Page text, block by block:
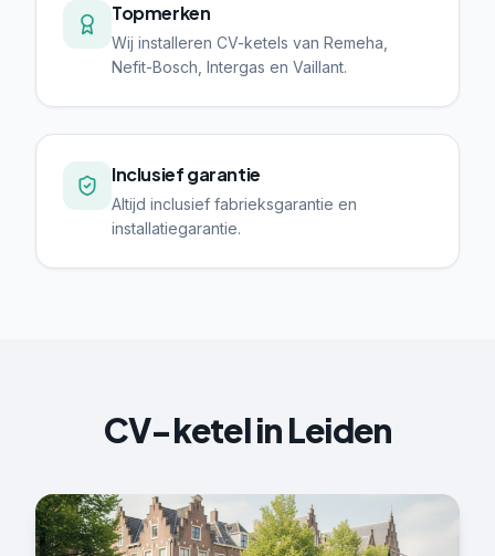
Topmerken
Wij installeren CV-ketels van Remeha,
Nefit-Bosch, Intergas en Vaillant.
Inclusief garantie
Altijd inclusief fabrieksgarantie en
installatiegarantie.
CV-ketelinLeiden